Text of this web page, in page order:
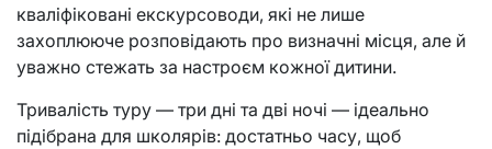
кваліфіковані екскурсоводи, які не лише
захоплююче розповідають про визначні місця, але й
уважно стежать за настроєм кожної дитини.
Тривалість туру — три дні та дві ночі — ідеально
підібрана для школярів: достатньо часу, щоб